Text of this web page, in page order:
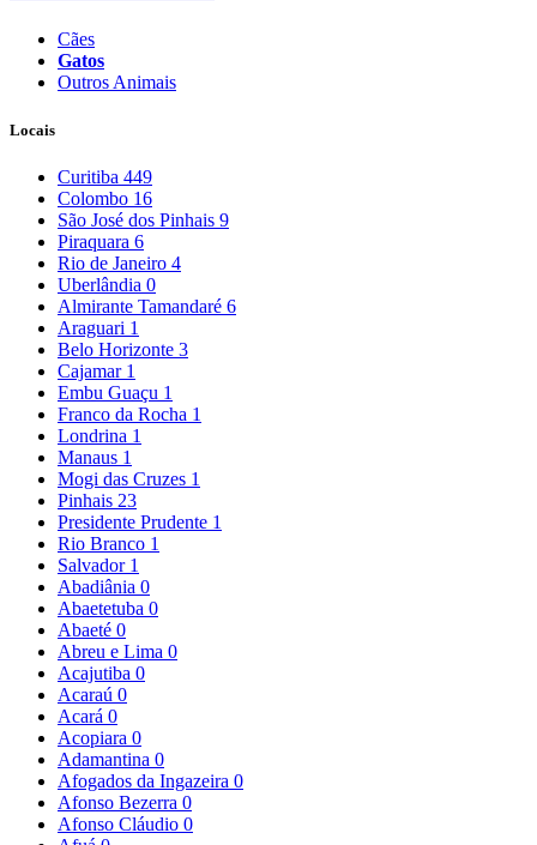
Cães
Gatos
Outros Animais
Locais
Curitiba 449
Colombo 16
São José dos Pinhais 9
Piraquara 6
Rio de Janeiro 4
Uberlândia 0
Almirante Tamandaré 6
Araguari 1
Belo Horizonte 3
Cajamar 1
Embu Guaçu 1
Franco da Rocha 1
Londrina 1
Manaus 1
Mogi das Cruzes 1
Pinhais 23
Presidente Prudente 1
Rio Branco 1
Salvador 1
Abadiânia 0
Abaetetuba 0
Abaeté 0
Abreu e Lima 0
Acajutiba 0
Acaraú 0
Acará 0
Acopiara 0
Adamantina 0
Afogados da Ingazeira 0
Afonso Bezerra 0
Afonso Cláudio 0